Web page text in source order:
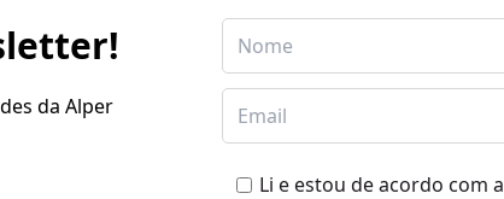
da Alper
Li e estou de acordo com a